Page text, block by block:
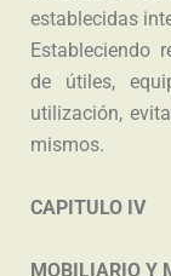
establecidas
Estableciendo
de útiles,
utilización,
mismos.
CAPITULO IV
MOBILIARIO Y